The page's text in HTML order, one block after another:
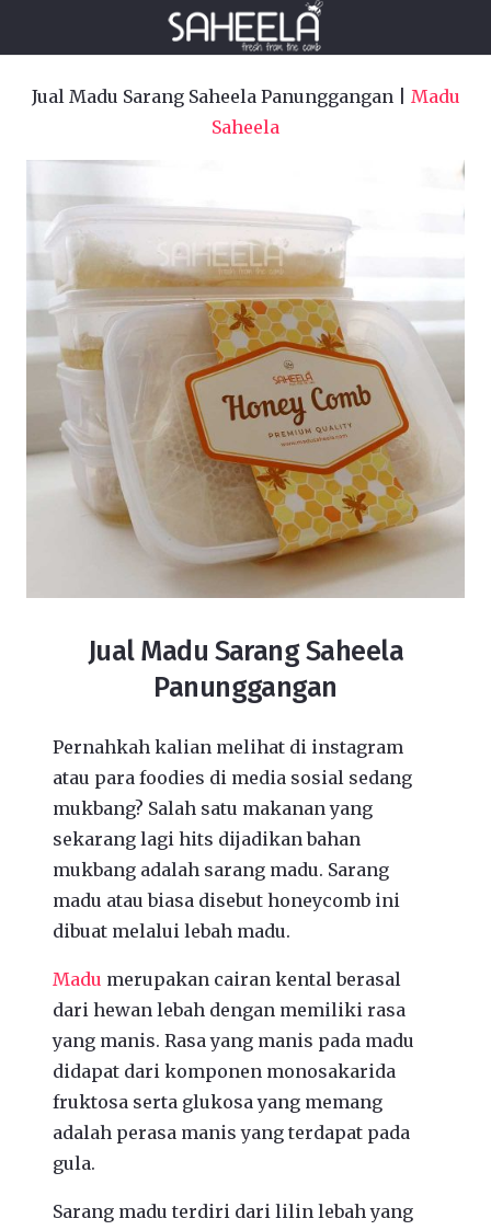
Jual Madu Sarang Saheela Panunggangan | Madu
Saheela
Jual Madu Sarang Saheela
Panunggangan
Pernahkah kalian melihat di instagram
atau para foodies di media sosial sedang
mukbang? Salah satu makanan yang
sekarang lagi hits dijadikan bahan
mukbang adalah sarang madu. Sarang
madu atau biasa disebut honeycomb ini
dibuat melalui lebah madu.
Madu merupakan cairan kental berasal
dari hewan lebah dengan memiliki rasa
yang manis. Rasa yang manis pada madu
didapat dari komponen monosakarida
fruktosa serta glukosa yang memang
adalah perasa manis yang terdapat pada
gula.
Sarang madu terdiri dari lilin lebah yang